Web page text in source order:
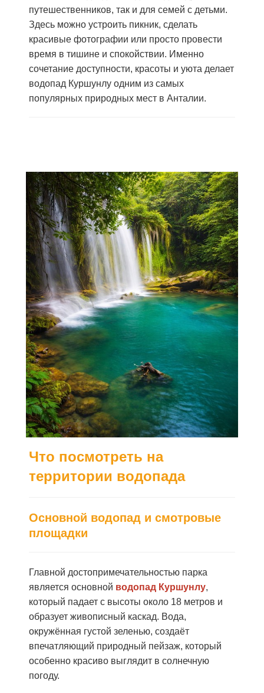
путешественников, так и для семей с детьми.
Здесь можно устроить пикник, сделать
красивые фотографии или просто провести
время в тишине и спокойствии. Именно
сочетание доступности, красоты и уюта делает
водопад Куршунлу одним из самых
популярных природных мест в Анталии.
Что посмотреть на
территории водопада
Основной водопад и смотровые
площадки
Главной достопримечательностью парка
является основной водопад Куршунлу,
который падает с высоты около 18 метров и
образует живописный каскад. Вода,
окружённая густой зеленью, создаёт
впечатляющий природный пейзаж, который
особенно красиво выглядит в солнечную
погоду.